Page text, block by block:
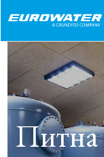
Питна